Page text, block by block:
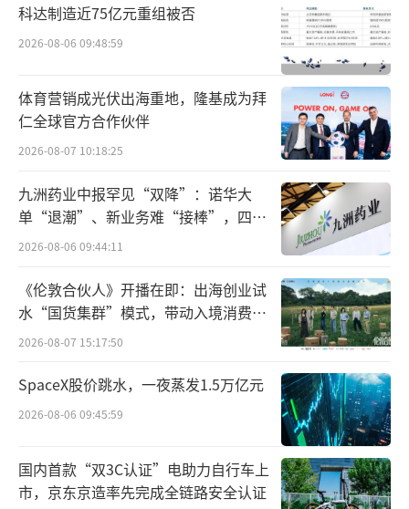
科达制造近75亿元重组被否
2026-08-06 09:48:59
体育营销成光伏出海重地，隆基成为拜
仁全球官方合作伙伴
2026-08-07 10:18:25
九洲药业中报罕见“双降”：诺华大
单“退潮”、新业务难“接棒”，四大
难关待闯
2026-08-06 09:44:11
《伦敦合伙人》开播在即：出海创业试
水“国货集群”模式，带动入境消费反
向种草
2026-08-07 15:17:50
SpaceX股价跳水，一夜蒸发1.5万亿元
2026-08-06 09:45:59
国内首款“双3C认证”电助力自行车上
市，京东京造率先完成全链路安全认证